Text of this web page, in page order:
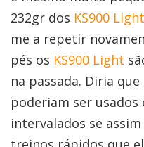
232gr dos KS900 Light
me a repetir
pés os KS900 Light
na passada. Diria
poderiam ser
intervalados se